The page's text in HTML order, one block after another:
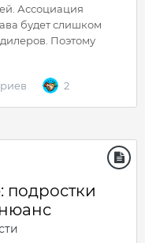
Ассоциация
будет слишком
Поэтому
2
подростки